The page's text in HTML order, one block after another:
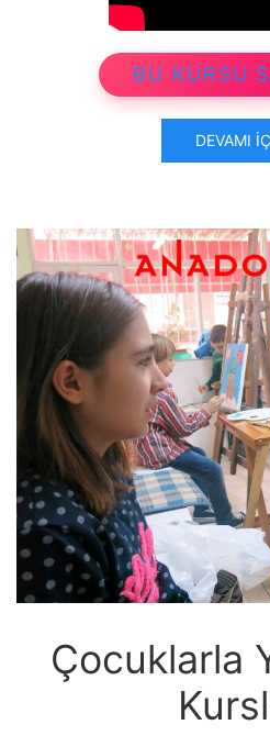
BU KURSU
DEVAMI
Çocuklarla